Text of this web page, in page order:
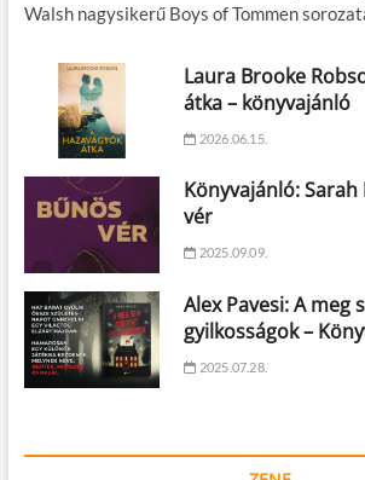
Walsh nagysikerű Boys of Tommen
Laura Brooke
átka – könyvajánló
2026.06.15.
Könyvajánló:
vér
2025.09.09.
Alex Pavesi: A meg
gyilkosságok –
2025.07.28.